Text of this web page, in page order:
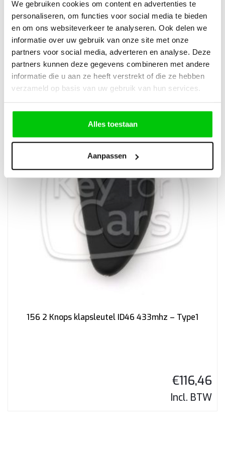
We gebruiken cookies om content en advertenties te
personaliseren, om functies voor social media te bieden
en om ons websiteverkeer te analyseren. Ook delen we
informatie over uw gebruik van onze site met onze
partners voor social media, adverteren en analyse. Deze
partners kunnen deze gegevens combineren met andere
informatie die u aan ze heeft verstrekt of die ze hebben
verzameld op basis van uw gebruik van hun services.
Alles toestaan
Aanpassen
€63,53
Incl. BTW
156 2 Knops klapsleutel ID46 433mhz – Type1
€116,46
Incl. BTW